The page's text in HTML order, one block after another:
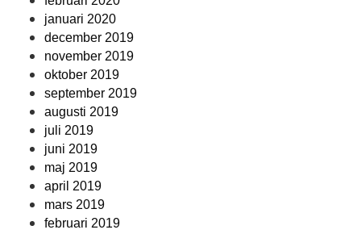
januari 2020
december 2019
november 2019
oktober 2019
september 2019
augusti 2019
juli 2019
juni 2019
maj 2019
april 2019
mars 2019
februari 2019